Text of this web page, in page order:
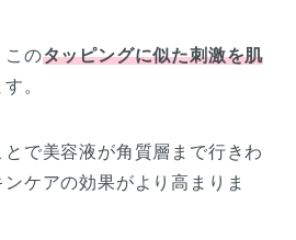
このタッピングに似た刺激を肌
。
で美容液が角質層まで行きわ
ケアの効果がより高まりま